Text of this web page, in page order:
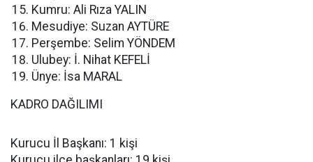
Kumru: Ali Rıza YALIN
Mesudiye: Suzan AYTÜRE
Perşembe: Selim YÖNDEM
Ulubey: İ. Nihat KEFELİ
Ünye: İsa MARAL
KADRO DAĞILIMI
Kurucu İl Başkanı: 1 kişi